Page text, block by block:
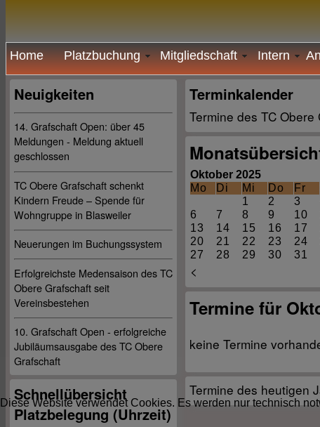
Home Platzbuchung Mitgliedschaft Intern
Neuigkeiten
14. Grafschaft Open: über 45
Meldungen - Meldung aktuell
geschlossen
TC Obere Grafschaft schenkt
Kindern Freude – Spende für
Wohngruppe in Blasweiler
Neuerungen im Buchungssystem
Erfolgreichste Medensaison des TC
Obere Grafschaft seit
Vereinsbestehen
10. Grafschaft Open - erfolgreiche
Jubiläumsausgabe des TC Obere
Grafschaft
Schnellübersicht
Platzbelegung (Uhrzeit)
Terminkalender
Termine des TC Obere
Oktober 2025
Mo
Di Mi Do Fr
1
2 3
6
7 8 9 10
13
14 15 16 17
20
21 22 23 24
27
28 29 30 31
<
Termine für
keine Termine
Termine des heutigen
Diese Website verwendet Cookies. Es werden nur technisch